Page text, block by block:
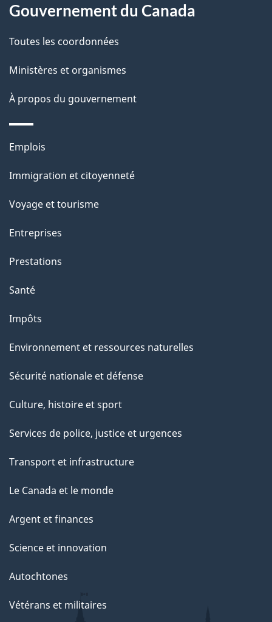
i
l
s
d
e
l
a
p
a
g
e
propos
de
ce
site
Gouvernement du Canada
Toutes les coordonnées
Ministères et organismes
À propos du gouvernement
Thèmes
sujets
Emplois
Immigration et citoyenneté
Voyage et tourisme
Entreprises
Prestations
Santé
Impôts
Environnement et ressources naturelles
Sécurité nationale et défense
Culture, histoire et sport
Services de police, justice et urgences
Transport et infrastructure
Le Canada et le monde
Argent et finances
Science et innovation
Autochtones
Vétérans et militaires